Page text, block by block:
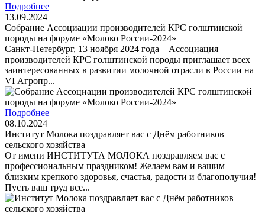
Подробнее
13.09.2024
Собрание Ассоциации производителей КРС голштинской
породы на форуме «Молоко России-2024»
Санкт-Петербург, 13 ноября 2024 года – Ассоциация
производителей КРС голштинской породы приглашает всех
заинтересованных в развитии молочной отрасли в России на
VI Агропр...
Подробнее
08.10.2024
Институт Молока поздравляет вас с Днём работников
сельского хозяйства
От имени ИНСТИТУТА МОЛОКА поздравляем вас с
профессиональным праздником! Желаем вам и вашим
близким крепкого здоровья, счастья, радости и благополучия!
Пусть ваш труд все...